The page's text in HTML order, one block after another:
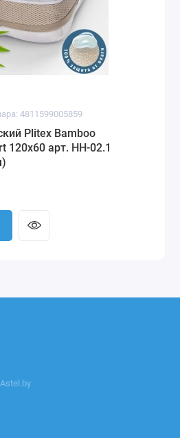
4811599005859
Plitex Bamboo
120х60 арт. НН-02.1